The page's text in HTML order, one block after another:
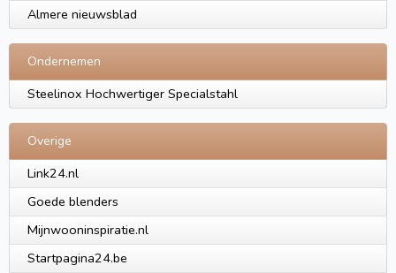
Almere nieuwsblad
Ondernemen
Steelinox Hochwertiger Specialstahl
Overige
Link24.nl
Goede blenders
Mijnwooninspiratie.nl
Startpagina24.be